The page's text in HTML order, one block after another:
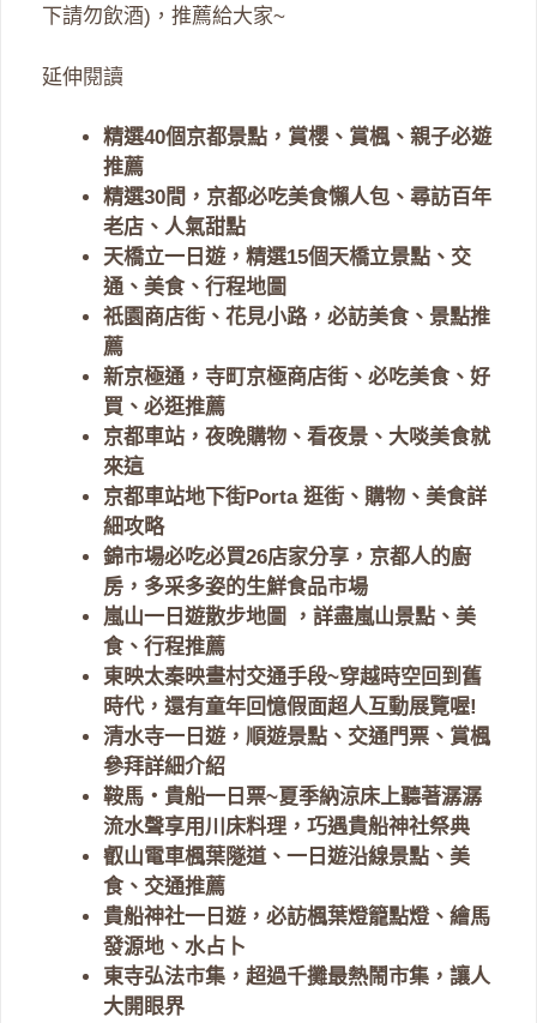
下請勿飲酒)，推薦給大家~
延伸閱讀
精選40個京都景點，賞櫻、賞楓、親子必遊
推薦
精選30間，京都必吃美食懶人包、尋訪百年
老店、人氣甜點
天橋立一日遊，精選15個天橋立景點、交
通、美食、行程地圖
祇園商店街、花見小路，必訪美食、景點推
薦
新京極通，寺町京極商店街、必吃美食、好
買、必逛推薦
京都車站，夜晚購物、看夜景、大啖美食就
來這
京都車站地下街Porta 逛街、購物、美食詳
細攻略
錦市場必吃必買26店家分享，京都人的廚
房，多采多姿的生鮮食品市場
嵐山一日遊散步地圖 ，詳盡嵐山景點、美
食、行程推薦
東映太秦映畫村交通手段~穿越時空回到舊
時代，還有童年回憶假面超人互動展覽喔!
清水寺一日遊，順遊景點、交通門票、賞楓
參拜詳細介紹
鞍馬・貴船一日票~夏季納涼床上聽著潺潺
流水聲享用川床料理，巧遇貴船神社祭典
叡山電車楓葉隧道、一日遊沿線景點、美
食、交通推薦
貴船神社一日遊，必訪楓葉燈籠點燈、繪馬
發源地、水占卜
東寺弘法市集，超過千攤最熱鬧市集，讓人
大開眼界